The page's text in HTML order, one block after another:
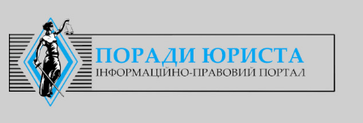
до
основного
вмісту